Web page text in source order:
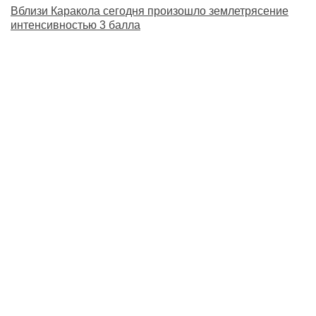
Вблизи Каракола сегодня произошло землетрясение
интенсивностью 3 балла